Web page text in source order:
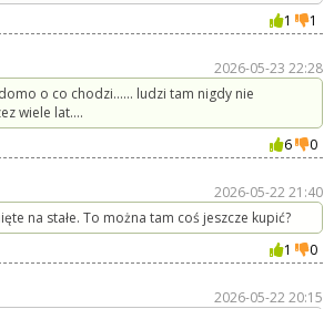
1
1
2026-05-23 22:28
o co chodzi...... ludzi tam nigdy nie
wiele lat....
6
0
2026-05-22 21:40
na stałe. To można tam coś jeszcze kupić?
1
0
2026-05-22 20:15